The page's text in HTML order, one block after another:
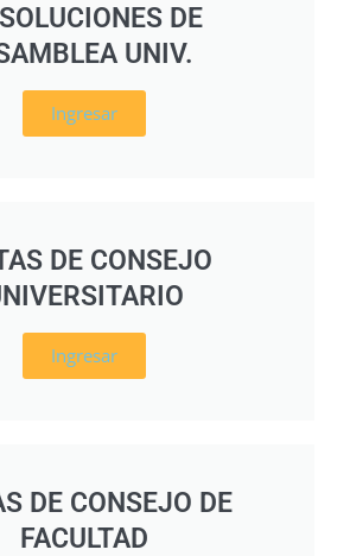
DE
UNIV.
Ingresar
DE CONSEJO
Ingresar
DE CONSEJO DE
FACULTAD